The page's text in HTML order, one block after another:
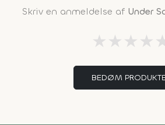
Skriv en anmeldelse af Under
★ ★ ★ ★
BEDØM